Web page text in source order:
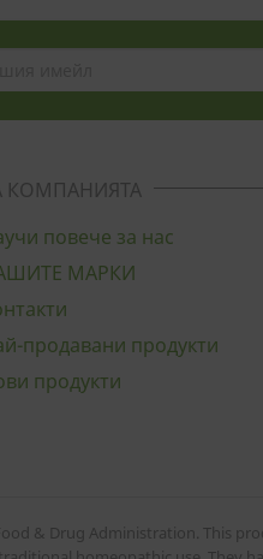
КОМПАНИЯТА
повече за нас
МАРКИ
продавани продукти
продукти
& Drug Administration. This